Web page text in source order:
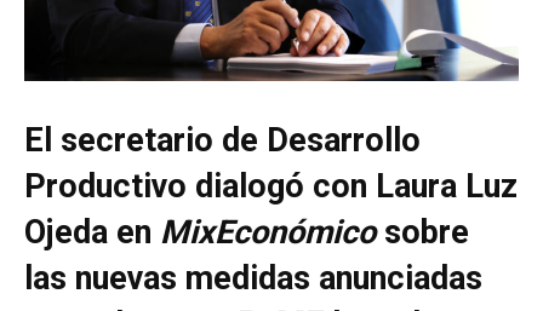
El secretario de Desarrollo
Productivo dialogó con Laura Luz
Ojeda en MixEconómicosobre
las nuevas medidas anunciadas